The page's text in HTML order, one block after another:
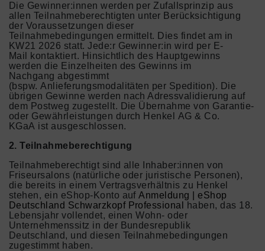
Die Gewinner:innen werden per Zufallsprinzip aus
allen Teilnahmeberechtigten unter Berücksichtigung
der Voraussetzungen dieser
Teilnahmebedingungen ermittelt. Dies findet am in
KW21 2026 statt. Jede:r Gewinner:in wird per E-
Mail kontaktiert. Hinsichtlich des Hauptgewinns
werden die Einzelheiten des Gewinns im
Nachgang abgestimmt
(bspw. Anlieferungsmodalitäten per Spedition). Die
übrigen Gewinne werden nach Adressvalidierung auf
dem Postweg zugestellt. Die Übernahme von Garantie-
oder Gewährleistungen durch Henkel AG & Co.
KGaA ist ausgeschlossen.
2. Teilnahmeberechtigung
Teilnahmeberechtigt sind alle Inhaber:innen von
Friseursalons (natürliche oder juristische Personen),
die bereits in einem Vertragsverhältnis zu Henkel
stehen, ein eShop-Konto aufAnmeldung | eShop
Deutschland Schwarzkopf Professional
haben, das 18.
Lebensjahr vollendet, einen Wohn- oder
Unternehmenssitz in der Bundesrepublik
Deutschland, und diesen Teilnahmebedingungen
zugestimmt haben.